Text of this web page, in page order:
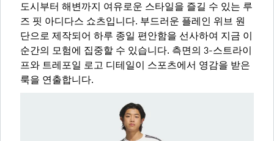
도시부터 해변까지 여유로운 스타일을 즐길 수 있는 루
즈 핏 아디다스 쇼츠입니다. 부드러운 플레인 위브 원
단으로 제작되어 하루 종일 편안함을 선사하여 지금 이
순간의 모험에 집중할 수 있습니다. 측면의 3-스트라이
프와 트레포일 로고 디테일이 스포츠에서 영감을 받은
룩을 연출합니다.